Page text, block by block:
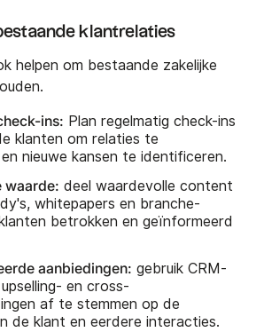
klantrelaties
helpen om bestaande zakelijke
ins: Plan regelmatig check-ins
klanten om relaties te
nieuwe kansen te identificeren.
waarde: deel waardevolle content
whitepapers en branche-
betrokken en geïnformeerd
aanbiedingen: gebruik CRM-
en cross-
af te stemmen op de
de klant en eerdere interacties.